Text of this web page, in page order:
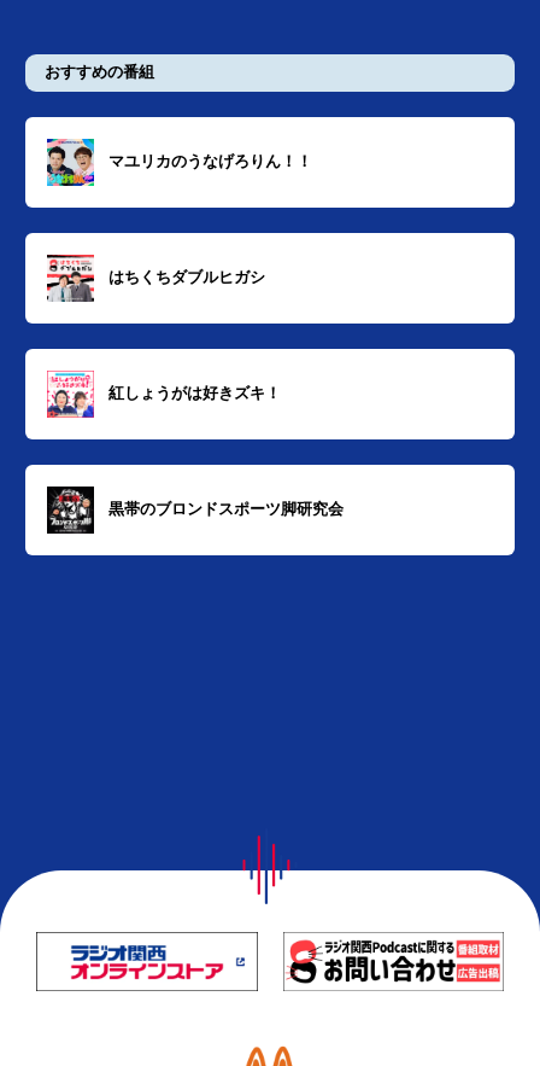
おすすめの番組
マユリカのうなげろりん！！
はちくちダブルヒガシ
紅しょうがは好きズキ！
黒帯のブロンドスポーツ脚研究会